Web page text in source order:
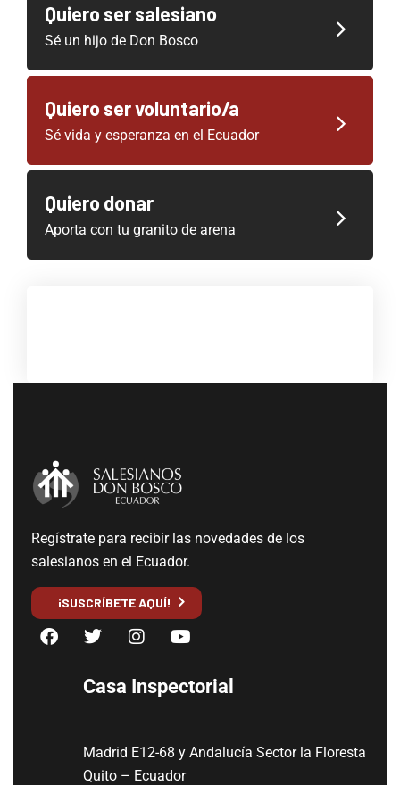
Quiero ser salesiano
Sé un hijo de Don Bosco
Quiero ser voluntario/a
Sé vida y esperanza en el Ecuador
Quiero donar
Aporta con tu granito de arena
Regístrate para recibir las novedades de los
salesianos en el Ecuador.
¡SUSCRÍBETE AQUÍ!
Casa Inspectorial
Madrid E12-68 y Andalucía Sector la Floresta
Quito – Ecuador